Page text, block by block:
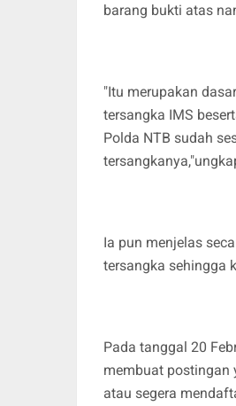
barang bukti atas
"Itu merupakan
tersangka IMS
Polda NTB sudah
Ia pun menjelas
tersangka sehingga
Pada tanggal 20
membuat postingan
atau segera